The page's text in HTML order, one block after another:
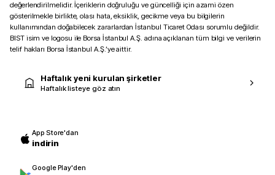
değerlendirilmelidir. İçeriklerin doğruluğu ve güncelliği için azami özen
gösterilmekle birlikte, olası hata, eksiklik, gecikme veya bu bilgilerin
kullanımından doğabilecek zararlardan İstanbul Ticaret Odası sorumlu değildir.
BIST isim ve logosu ile Borsa İstanbul A.Ş. adına açıklanan tüm bilgi ve verilerin
telif hakları Borsa İstanbul A.Ş.’ye aittir.
Haftalık yeni kurulan şirketler
Haftalık listeye göz atın
App Store'dan
indirin
Google Play'den